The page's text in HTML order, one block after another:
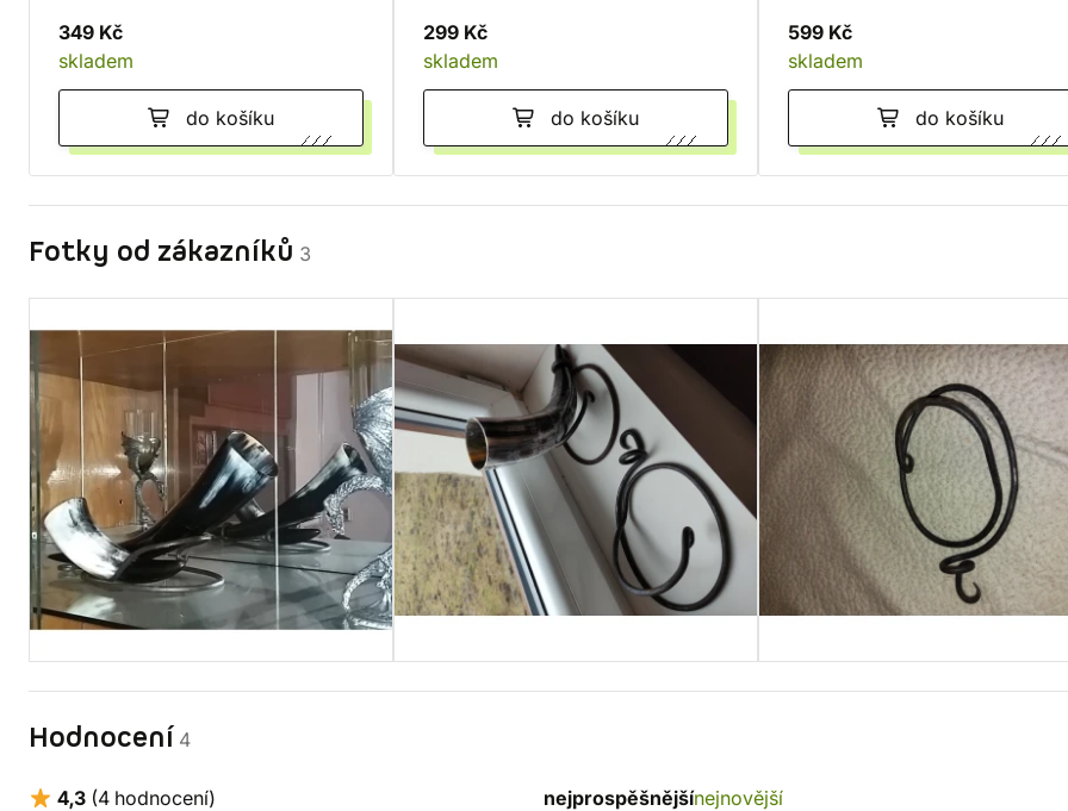
349 Kč
skladem
do košíku
299 Kč
skladem
do košíku
599 Kč
skladem
do košíku
Fotky od zákazníků 3
Hodnocení 4
4,3 (4 hodnocení) nejprospěšnějšínejnovější